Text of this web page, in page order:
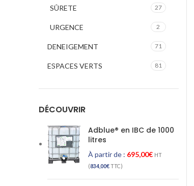
SÛRETE 27
URGENCE 2
DENEIGEMENT 71
ESPACES VERTS 81
DÉCOUVRIR
Adblue® en IBC de 1000
litres
À partir de : 695,00€ HT
(834,00€TTC)